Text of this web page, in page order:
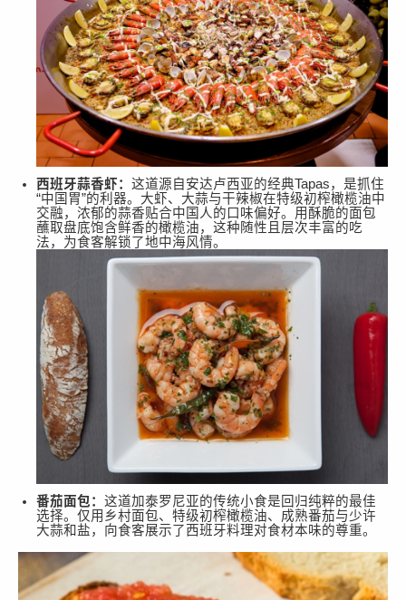
西班牙蒜香虾： 这道源自安达卢西亚的经典Tapas，是抓住
“中国胃”的利器。大虾、大蒜与干辣椒在特级初榨橄榄油中
交融，浓郁的蒜香贴合中国人的口味偏好。用酥脆的面包
蘸取盘底饱含鲜香的橄榄油，这种随性且层次丰富的吃
法，为食客解锁了地中海风情。
番茄面包： 这道加泰罗尼亚的传统小食是回归纯粹的最佳
选择。仅用乡村面包、特级初榨橄榄油、成熟番茄与少许
大蒜和盐，向食客展示了西班牙料理对食材本味的尊重。